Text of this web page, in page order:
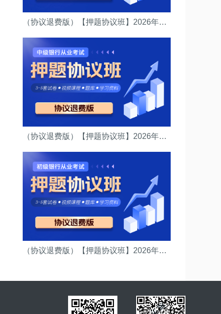
（协议退费版）【押题协议班】2026年基金从业资格考试(（法律法规）押题协议班)
（协议退费版）【押题协议班】2026年中级银行资格考试(（法律法规）押题协议班)
（协议退费版）【押题协议班】2026年初级银行资格考试(（法律法规）押题协议班)